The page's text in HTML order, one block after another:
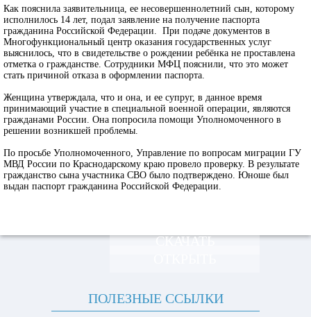
Как пояснила заявительница, ее несовершеннолетний сын, которому
исполнилось 14 лет, подал заявление на получение паспорта
гражданина Российской Федерации. При подаче документов в
Многофункциональный центр оказания государственных услуг
выяснилось, что в свидетельстве о рождении ребёнка не проставлена
отметка о гражданстве. Сотрудники МФЦ пояснили, что это может
стать причиной отказа в оформлении паспорта.
Женщина утверждала, что и она, и ее супруг, в данное время
принимающий участие в специальной военной операции, являются
гражданами России. Она попросила помощи Уполномоченного в
решении возникшей проблемы.
По просьбе Уполномоченного, Управление по вопросам миграции ГУ
МВД России по Краснодарскому краю провело проверку. В результате
гражданство сына участника СВО было подтверждено. Юноше был
выдан паспорт гражданина Российской Федерации.
СКАЧАТЬ
ПОЛЕЗНЫЕ ССЫЛКИ